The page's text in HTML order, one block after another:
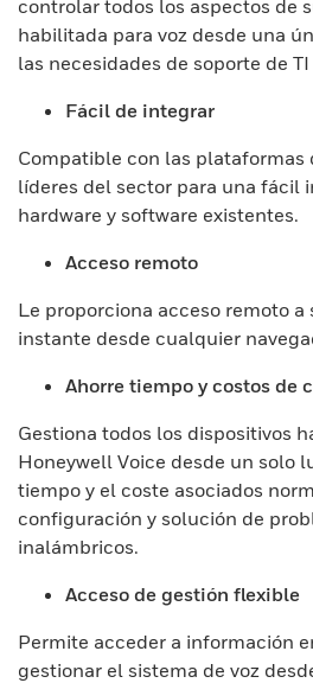
controlar todos los aspectos de
habilitada para voz desde una
las necesidades de soporte de
Fácil de integrar
Compatible con las plataformas
líderes del sector para una fácil
hardware y software existentes.
Acceso remoto
Le proporciona acceso remoto
instante desde cualquier
Ahorre tiempo y costos de
Gestiona todos los dispositivos
Honeywell Voice desde un solo
tiempo y el coste asociados
configuración y solución de
inalámbricos.
Acceso de gestión flexible
Permite acceder a información
gestionar el sistema de voz